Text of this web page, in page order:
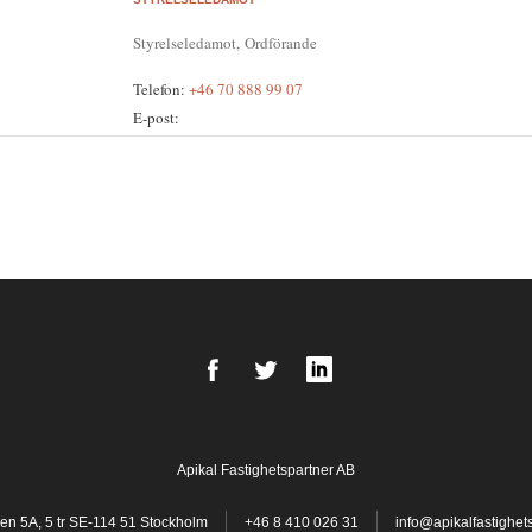
Styrelseledamot, Ordförande
Telefon: +46 70 888 99 07
E-post:
FacebookTwitter LinkedIn
Apikal Fastighetspartner AB
5A, 5 tr SE-114 51 Stockholm +46 8 410 026 31